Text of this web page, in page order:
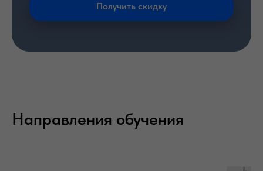
Получить скидку
Направления обучения